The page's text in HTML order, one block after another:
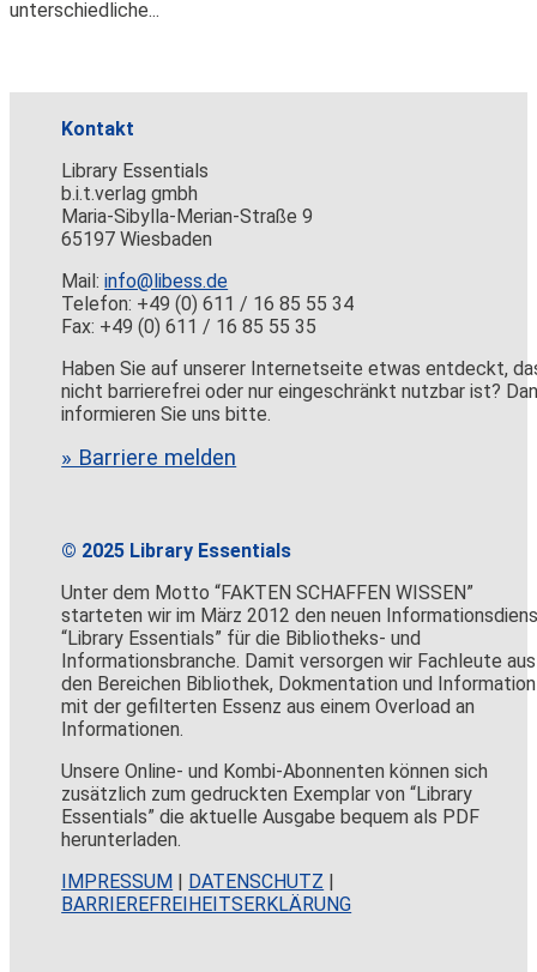
unterschiedliche...
Kontakt
Library Essentials
b.i.t.verlag gmbh
Maria-Sibylla-Merian-Straße 9
65197 Wiesbaden
Mail:info@libess.de
Telefon: +49 (0) 611 / 16 85 55 34
Fax: +49 (0) 611 / 16 85 55 35
Haben Sie auf unserer Internetseite etwas entdeckt,
nicht barrierefrei oder nur eingeschränkt nutzbar ist?
informieren Sie uns bitte.
» Barriere melden
© 2025 Library Essentials
Unter dem Motto “FAKTEN SCHAFFEN WISSEN”
starteten wir im März 2012 den neuen
“Library Essentials” für die Bibliotheks- und
Informationsbranche. Damit versorgen wir Fachleute aus
den Bereichen Bibliothek, Dokmentation und Information
mit der gefilterten Essenz aus einem Overload an
Informationen.
Unsere Online- und Kombi-Abonnenten können sich
zusätzlich zum gedruckten Exemplar von “Library
Essentials” die aktuelle Ausgabe bequem als PDF
herunterladen.
IMPRESSUM
DATENSCHUTZ
BARRIEREFREIHEITSERKLÄRUNG